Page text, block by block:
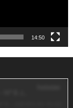
14:50